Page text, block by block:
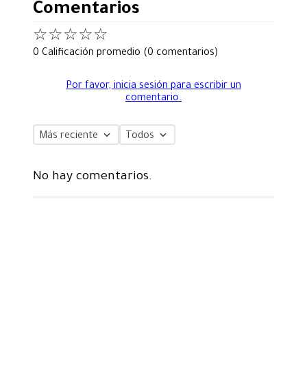
Comentarios
☆☆☆☆☆
0 Calificación promedio (0 comentarios)
Por favor, inicia sesión para escribir un
comentario.
Más reciente Todos
No hay comentarios.